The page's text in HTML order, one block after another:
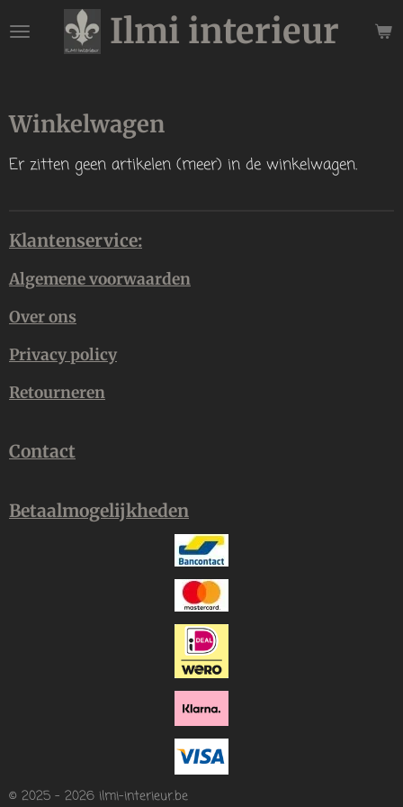
direct
hoofdinhoud
Ilmi interieur
Winkelwagen
Er zitten geen artikelen (meer) in de winkelwagen.
Klantenservice:
Algemene voorwaarden
Over ons
Privacy policy
Retourneren
Contact
Betaalmogelijkheden
© 2025 - 2026 ilmi-interieur.be